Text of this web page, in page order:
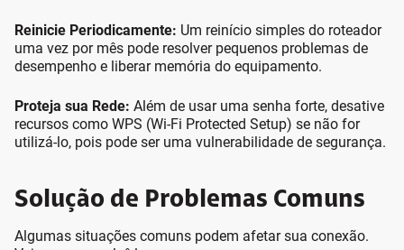
Reinicie Periodicamente: Um reinício simples do roteador
uma vez por mês pode resolver pequenos problemas de
desempenho e liberar memória do equipamento.
Proteja sua Rede: Além de usar uma senha forte, desative
recursos como WPS (Wi-Fi Protected Setup) se não for
utilizá-lo, pois pode ser uma vulnerabilidade de segurança.
Solução de Problemas Comuns
Algumas situações comuns podem afetar sua conexão.